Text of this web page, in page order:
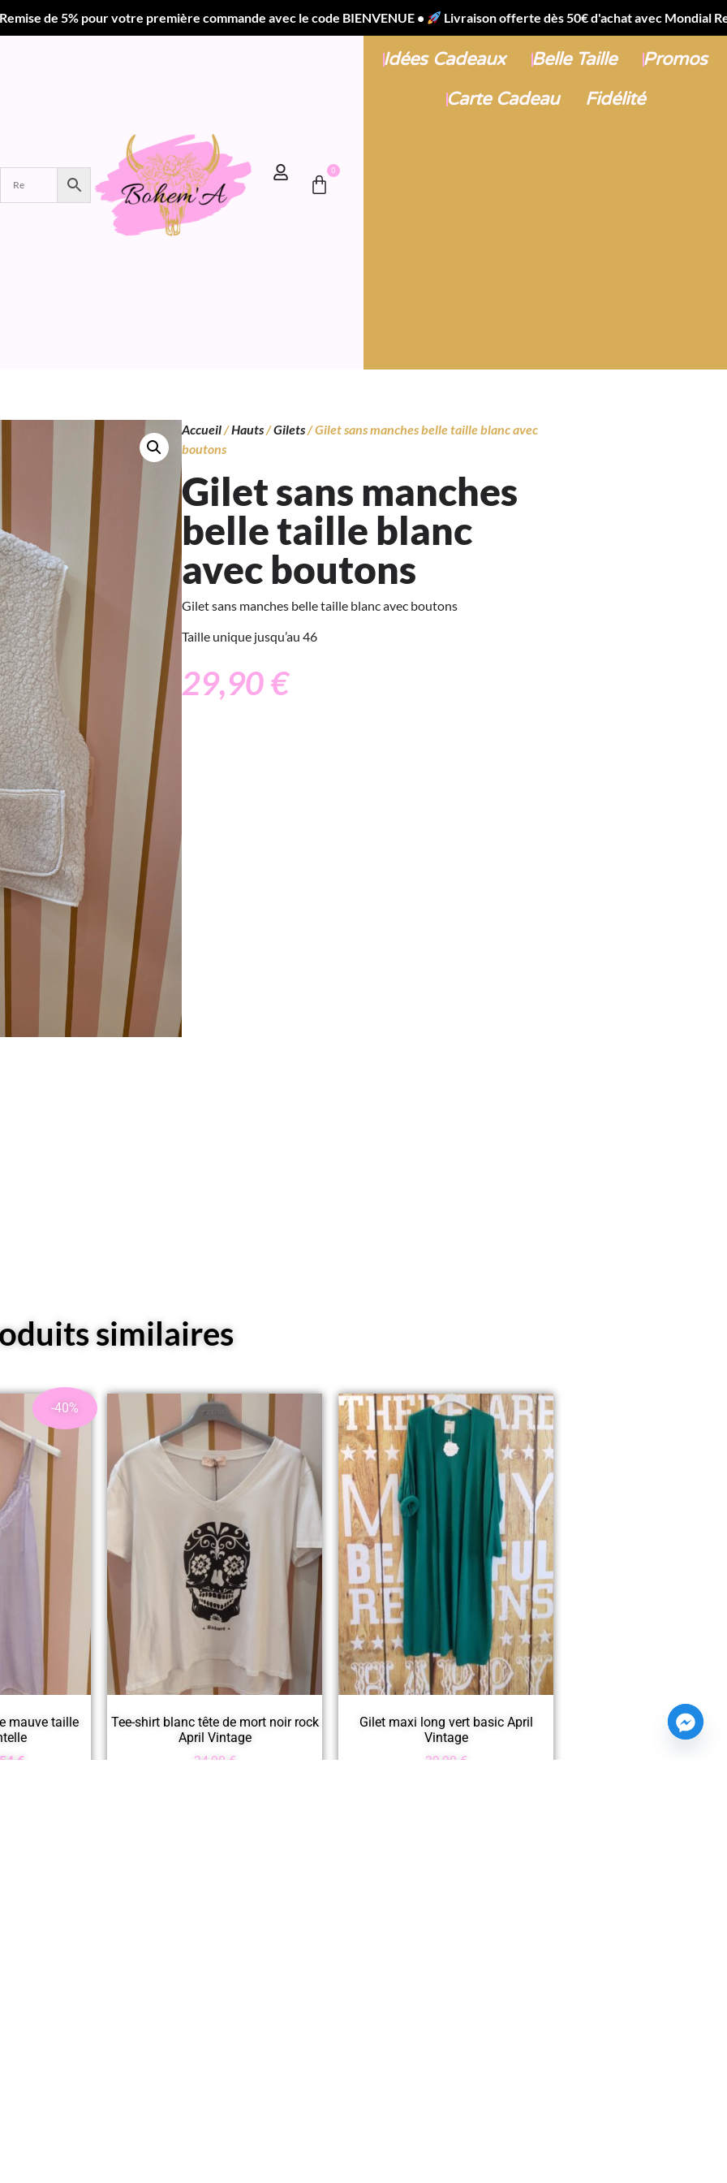
votre première commande avec le code BIENVENUE • Livraison offerte dès 50€ d'achat avec Mondial Relay et
0
Boutique
Vêtements filles
Idées Cadeaux
Belle Taille
Promos
Carte Cadeau
Fidélité
Accueil/Hauts/Gilets/ Gilet sans manches belle taille blanc avec
boutons
Gilet sans manches
belle taille blanc
avec boutons
Gilet sans manches belle taille blanc avec boutons
Taille unique jusqu’au 46
29,90€
similaires
-40%
mauve taille
€
Tee-shirt blanc tête de mort noir rock
April Vintage
24,90 €
Gilet maxi long vert basic April
Vintage
39,90 €